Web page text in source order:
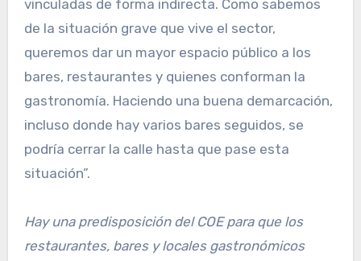
vinculadas de forma indirecta. Como sabemos
de la situación grave que vive el sector,
queremos dar un mayor espacio público a los
bares, restaurantes y quienes conforman la
gastronomía. Haciendo una buena demarcación,
incluso donde hay varios bares seguidos, se
podría cerrar la calle hasta que pase esta
situación”.
Hay una predisposición del COE para que los
restaurantes, bares y locales gastronómicos